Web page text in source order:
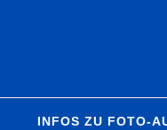
INFOS ZU FOTO-